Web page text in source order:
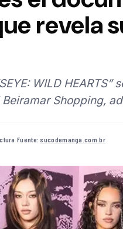
revela
WILD
Shopping,
·Fuente: sucodemanga.com.br